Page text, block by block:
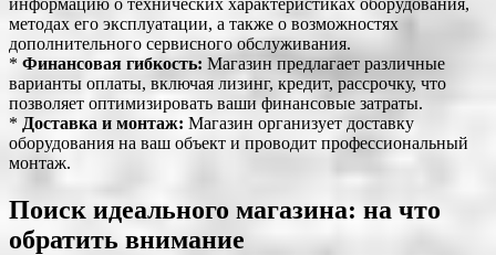
методах его эксплуатации, а также о возможностях
дополнительного сервисного обслуживания.
* Финансовая гибкость: Магазин предлагает различные
варианты оплаты, включая лизинг, кредит, рассрочку, что
позволяет оптимизировать ваши финансовые затраты.
* Доставка и монтаж: Магазин организует доставку
оборудования на ваш объект и проводит профессиональный
монтаж.
Поиск идеального магазина: на что
обратить внимание